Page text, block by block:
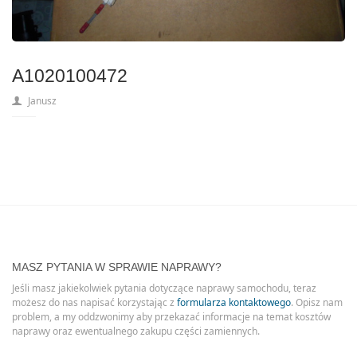
A1020100472
Janusz
MASZ PYTANIA W SPRAWIE NAPRAWY?
Jeśli masz jakiekolwiek pytania dotyczące naprawy samochodu, teraz
możesz do nas napisać korzystając z formularza kontaktowego. Opisz nam
problem, a my oddzwonimy aby przekazać informacje na temat kosztów
naprawy oraz ewentualnego zakupu części zamiennych.